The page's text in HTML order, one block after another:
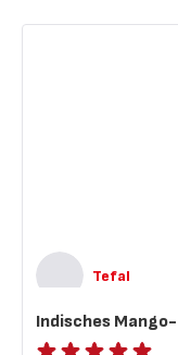
Tefal
Indisches